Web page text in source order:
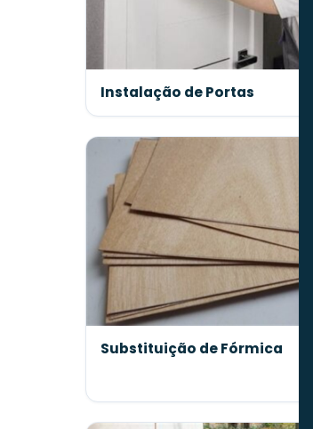
Instalação de Portas
Substituição de Fórmica